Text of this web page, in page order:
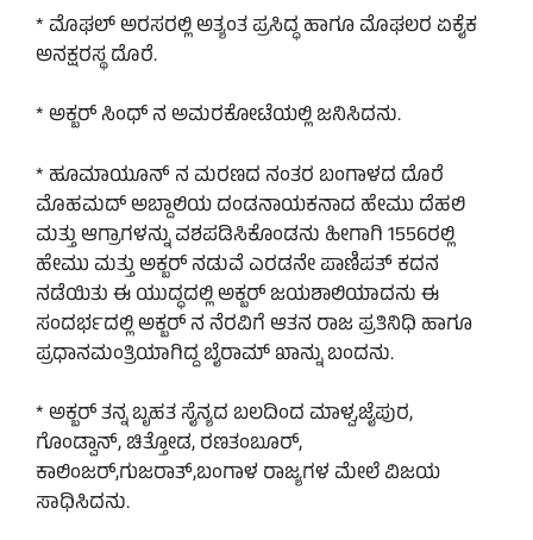
* ಮೊಘಲ್ ಅರಸರಲ್ಲಿ ಅತ್ಯಂತ ಪ್ರಸಿದ್ಧ ಹಾಗೂ ಮೊಘಲರ ಏಕೈಕ
ಅನಕ್ಷರಸ್ಥ ದೊರೆ.
* ಅಕ್ಬರ್ ಸಿಂಧ್ ನ ಅಮರಕೋಟೆಯಲ್ಲಿ ಜನಿಸಿದನು.
* ಹೂಮಾಯೂನ್ ನ ಮರಣದ ನಂತರ ಬಂಗಾಳದ ದೊರೆ
ಮೊಹಮದ್ ಅಬ್ದಾಲಿಯ ದಂಡನಾಯಕನಾದ ಹೇಮು ದೆಹಲಿ
ಮತ್ತು ಆಗ್ರಾಗಳನ್ನು ವಶಪಡಿಸಿಕೊಂಡನು ಹೀಗಾಗಿ 1556ರಲ್ಲಿ
ಹೇಮು ಮತ್ತು ಅಕ್ಬರ್ ನಡುವೆ ಎರಡನೇ ಪಾಣಿಪತ್ ಕದನ
ನಡೆಯಿತು ಈ ಯುದ್ಧದಲ್ಲಿ ಅಕ್ಬರ್ ಜಯಶಾಲಿಯಾದನು ಈ
ಸಂದರ್ಭದಲ್ಲಿ ಅಕ್ಬರ್ ನ ನೆರವಿಗೆ ಆತನ ರಾಜ ಪ್ರತಿನಿಧಿ ಹಾಗೂ
ಪ್ರಧಾನಮಂತ್ರಿಯಾಗಿದ್ದ ಬೈರಾಮ್ ಖಾನ್ನು ಬಂದನು.
* ಅಕ್ಬರ್ ತನ್ನ ಬೃಹತ ಸೈನ್ಯದ ಬಲದಿಂದ ಮಾಳ್ವ,ಜೈಪುರ,
ಗೊಂಡ್ವಾನ್, ಚಿತ್ತೋಡ, ರಣತಂಬೂರ್,
ಕಾಲಿಂಜರ್,ಗುಜರಾತ್,ಬಂಗಾಳ ರಾಜ್ಯಗಳ ಮೇಲೆ ವಿಜಯ
ಸಾಧಿಸಿದನು.